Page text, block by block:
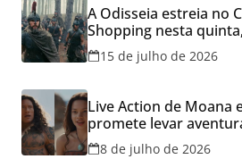
A Odisseia estreia no
Shopping nesta
15 de julho de 2026
Live Action de Moana
promete levar
Cineflix do Aparecida
8 de julho de 2026